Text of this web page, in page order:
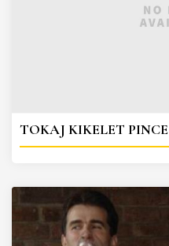
TOKAJ KIKELET PINCE